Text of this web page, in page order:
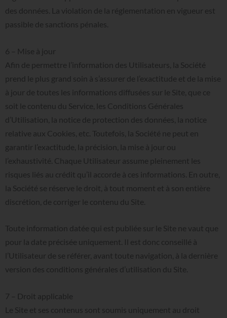
des données. La violation de la réglementation en vigueur est
passible de sanctions pénales.
6 – Mise à jour
Afin de permettre l’information des Utilisateurs, la Société
prend le plus grand soin à s’assurer de l’exactitude et de la mise
à jour de toutes les informations diffusées sur le Site, que ce
soit le contenu du Service, les Conditions Générales
d’Utilisation, la notice de protection des données, la notice
relative aux Cookies, etc. Toutefois, la Société ne peut en
garantir l’exactitude, la précision, la mise à jour ou
l’exhaustivité. Chaque Utilisateur assume pleinement les
risques liés au crédit qu’il accorde à ces informations. En outre,
la Société se réserve le droit, à tout moment et à son entière
discrétion, de corriger le contenu du Site.
Toute information datée qui est publiée sur le Site ne vaut que
pour la date précisée uniquement. Il est donc conseillé à
l’Utilisateur de se référer, avant toute navigation, à la dernière
version des conditions générales d’utilisation du Site.
7 – Droit applicable
Le Site et ses contenus sont soumis uniquement au droit